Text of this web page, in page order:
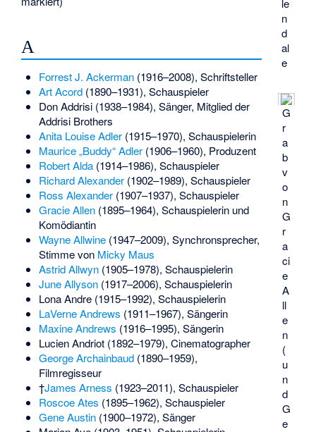
le
n
d
al
e
A
G
r
a
b
v
o
n
G
r
a
ci
e
A
ll
e
n
(
u
n
d
G
e
Forrest J. Ackerman(1916–2008), Schriftsteller
Art Acord(1890–1931), Schauspieler
Don Addrisi(1938–1984), Sänger, Mitglied der
Addrisi Brothers
Anita Louise Adler(1915–1970), Schauspielerin
Maurice „Buddy“ Adler(1906–1960), Produzent
Robert Alda(1914–1986), Schauspieler
Richard Alexander(1902–1989), Schauspieler
Ross Alexander(1907–1937), Schauspieler
Gracie Allen(1895–1964), Schauspielerin und
Komödiantin
Wayne Allwine(1947–2009), Synchronsprecher,
Stimme von Micky Maus
Astrid Allwyn(1905–1978), Schauspielerin
June Allyson(1917–2006), Schauspielerin
Lona Andre(1915–1992), Schauspielerin
LaVerne Andrews (1911–1967), Sängerin
Maxine Andrews (1916–1995), Sängerin
Lucien Andriot(1892–1979), Cinematographer
George Archainbaud(1890–1959),
Filmregisseur
†James Arness (1923–2011), Schauspieler
Roscoe Ates (1895–1962), Schauspieler
Gene Austin(1900–1972), Sänger